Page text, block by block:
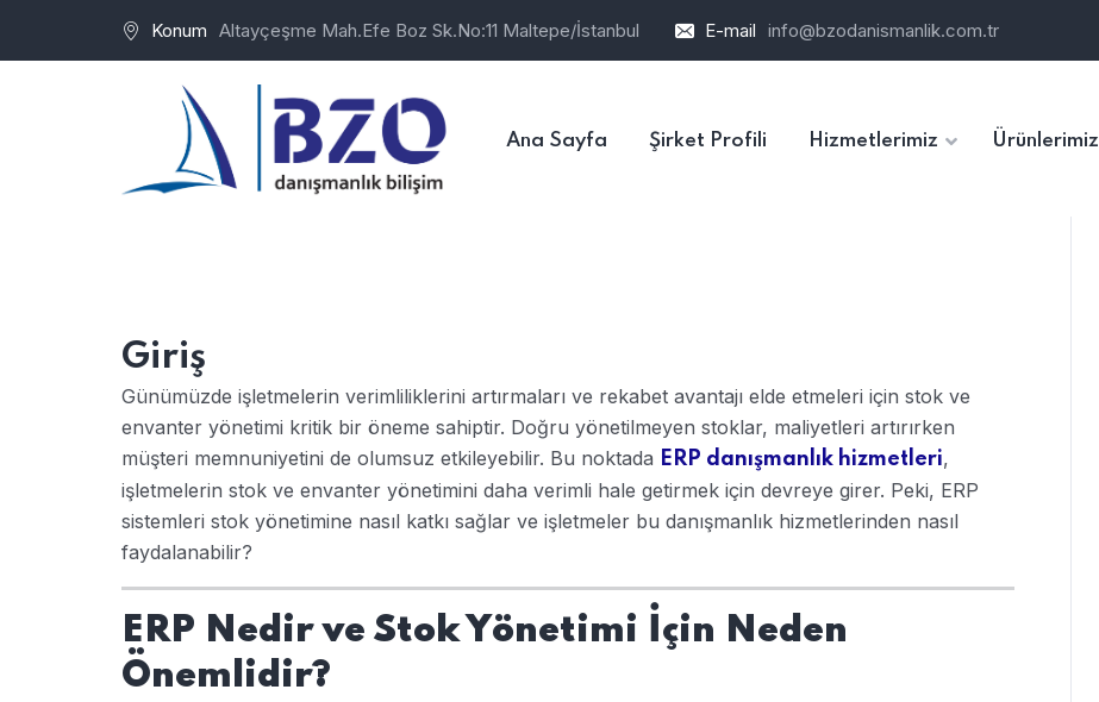
Konum Altayçeşme Mah.Efe Boz Sk.No:11 Maltepe/İstanbul E-mail info@bzodanismanlik.com.tr
Ana Sayfa Şirket Profili Hizmetlerimiz Ürünlerimiz
Giriş
Günümüzde işletmelerin verimliliklerini artırmaları ve rekabet avantajı elde etmeleri için stok ve
envanter yönetimi kritik bir öneme sahiptir. Doğru yönetilmeyen stoklar, maliyetleri artırırken
müşteri memnuniyetini de olumsuz etkileyebilir. Bu noktada ERP danışmanlık hizmetleri,
işletmelerin stok ve envanter yönetimini daha verimli hale getirmek için devreye girer. Peki, ERP
sistemleri stok yönetimine nasıl katkı sağlar ve işletmeler bu danışmanlık hizmetlerinden nasıl
faydalanabilir?
ERP Nedir ve Stok Yönetimi İçin Neden
Önemlidir?